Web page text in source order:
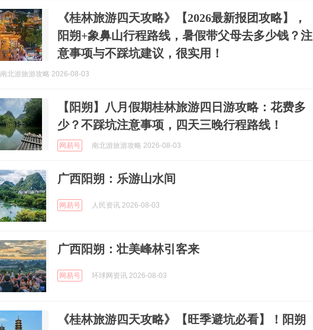
《桂林旅游四天攻略》【2026最新报团攻略】，
阳朔+象鼻山行程路线，暑假带父母去多少钱？注
意事项与不踩坑建议，很实用！
南北游旅游攻略 2026-08-03
【阳朔】八月假期桂林旅游四日游攻略：花费多
少？不踩坑注意事项，四天三晚行程路线！
网易号 南北游旅游攻略 2026-08-03
广西阳朔：乐游山水间
网易号 人民资讯 2026-08-03
广西阳朔：壮美峰林引客来
网易号 环球网资讯 2026-08-03
《桂林旅游四天攻略》【旺季避坑必看】！阳朔